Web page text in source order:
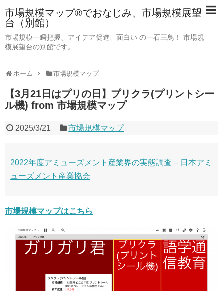
市場規模マップ®でおなじみ、市場規模展望
台（別館）
市場規模一瞬把握、アイデア促進、面白い の一石三鳥！ 市場規
模展望台の別館です。
ホーム 市場規模マップ
【3月21日はプリの日】プリクラ(プリントシー
ル機) from 市場規模マップ
2025/3/21 市場規模マップ
2022年度アミューズメント産業界の実態調査 – 日本アミ
ューズメント産業協会
市場規模マップはこちら